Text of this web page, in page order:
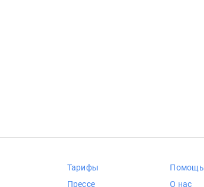
Тарифы
Прессе
Помощь
О нас